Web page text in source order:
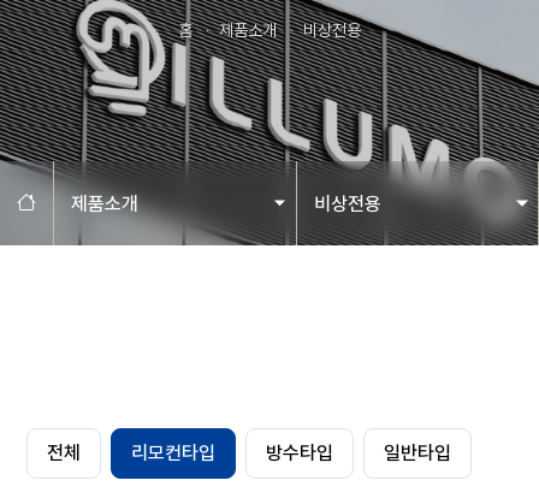
홈 제품소개 비상전용
홈으로제품소개 비상전용
전체 리모컨타입 방수타입 일반타입